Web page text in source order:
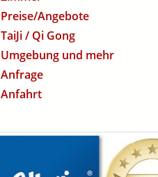
Preise/Angebote
TaiJi / Qi Gong
Umgebung und mehr
Anfrage
Anfahrt